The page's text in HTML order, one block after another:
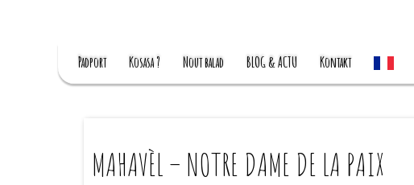
Padport Kosasa ? Nout balad BLOG & ACTU Kontakt
MAHAVÈL – NOTRE DAME DE LA PAIX